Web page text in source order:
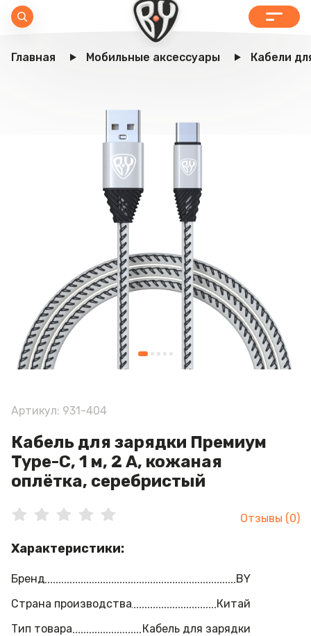
Главная Мобильные аксессуары Кабели
Артикул: 931-404
Кабель для зарядки Премиум
Type-C, 1 м, 2 А, кожаная
оплётка, серебристый
Отзывы (0)
Характеристики:
Бренд
BY
Страна производства
Китай
Тип товара
Кабель для зарядки